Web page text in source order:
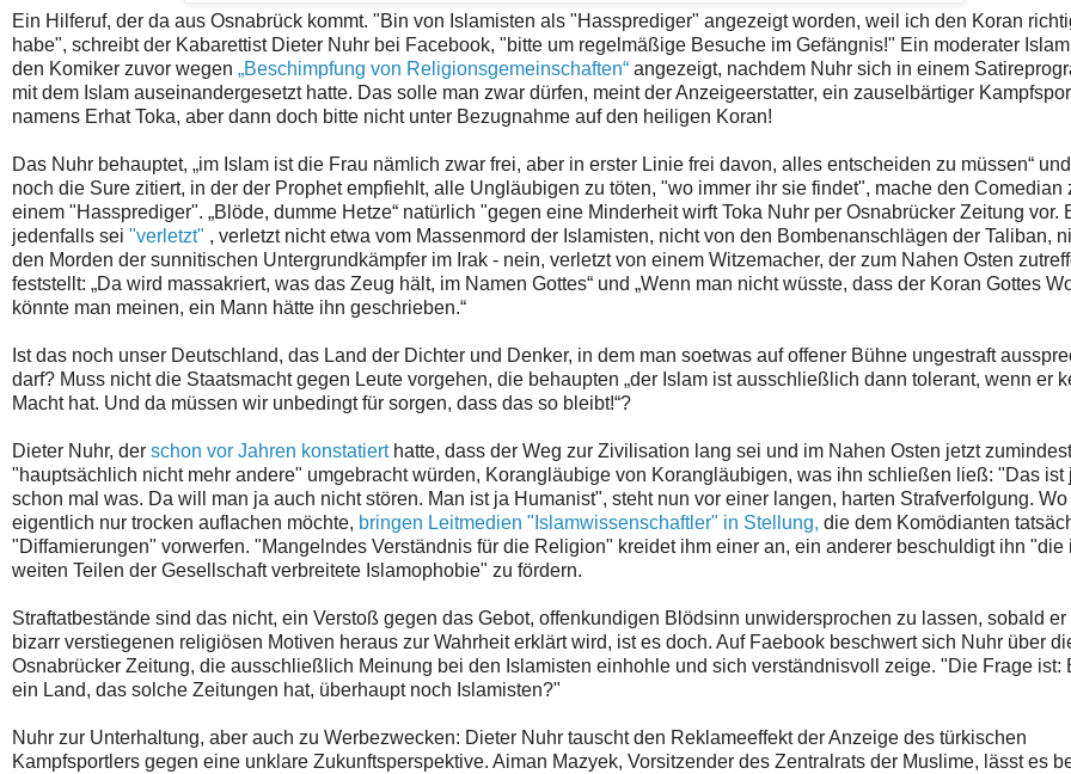
Ein Hilferuf, der da aus Osnabrück kommt. "Bin von Islamisten als "Hassprediger" angezeigt worden, weil ich den Koran
habe", schreibt der Kabarettist Dieter Nuhr bei Facebook, "bitte um regelmäßige Besuche im Gefängnis!" Ein moderater
den Komiker zuvor wegen „Beschimpfung von Religionsgemeinschaften“ angezeigt, nachdem Nuhr sich in einem
mit dem Islam auseinandergesetzt hatte. Das solle man zwar dürfen, meint der Anzeigeerstatter, ein zauselbärtiger
namens Erhat Toka, aber dann doch bitte nicht unter Bezugnahme auf den heiligen Koran!
Das Nuhr behauptet, „im Islam ist die Frau nämlich zwar frei, aber in erster Linie frei davon, alles entscheiden zu müssen“
noch die Sure zitiert, in der der Prophet empfiehlt, alle Ungläubigen zu töten, "wo immer ihr sie findet", mache den Comedian
einem "Hassprediger". „Blöde, dumme Hetze“ natürlich "gegen eine Minderheit wirft Toka Nuhr per Osnabrücker Zeitung vor.
jedenfalls sei "verletzt" , verletzt nicht etwa vom Massenmord der Islamisten, nicht von den Bombenanschlägen der Taliban,
den Morden der sunnitischen Untergrundkämpfer im Irak - nein, verletzt von einem Witzemacher, der zum Nahen Osten
feststellt: „Da wird massakriert, was das Zeug hält, im Namen Gottes“ und „Wenn man nicht wüsste, dass der Koran Gottes
könnte man meinen, ein Mann hätte ihn geschrieben.“
Ist das noch unser Deutschland, das Land der Dichter und Denker, in dem man soetwas auf offener Bühne ungestraft
darf? Muss nicht die Staatsmacht gegen Leute vorgehen, die behaupten „der Islam ist ausschließlich dann tolerant, wenn er
Macht hat. Und da müssen wir unbedingt für sorgen, dass das so bleibt!“?
Dieter Nuhr, der schon vor Jahren konstatierthatte, dass der Weg zur Zivilisation lang sei und im Nahen Osten jetzt zumindest
"hauptsächlich nicht mehr andere" umgebracht würden, Korangläubige von Korangläubigen, was ihn schließen ließ: "Das ist
schon mal was. Da will man ja auch nicht stören. Man ist ja Humanist", steht nun vor einer langen, harten Strafverfolgung. Wo
eigentlich nur trocken auflachen möchte, bringen Leitmedien "Islamwissenschaftler" in Stellung, die dem Komödianten
"Diffamierungen" vorwerfen. "Mangelndes Verständnis für die Religion" kreidet ihm einer an, ein anderer beschuldigt ihn "die
weiten Teilen der Gesellschaft verbreitete Islamophobie" zu fördern.
Straftatbestände sind das nicht, ein Verstoß gegen das Gebot, offenkundigen Blödsinn unwidersprochen zu lassen, sobald er
bizarr verstiegenen religiösen Motiven heraus zur Wahrheit erklärt wird, ist es doch. Auf Faebook beschwert sich Nuhr über
Osnabrücker Zeitung, die ausschließlich Meinung bei den Islamisten einhohle und sich verständnisvoll zeige. "Die Frage ist:
ein Land, das solche Zeitungen hat, überhaupt noch Islamisten?"
Nuhr zur Unterhaltung, aber auch zu Werbezwecken: Dieter Nuhr tauscht den Reklameeffekt der Anzeige des türkischen
Kampfsportlers gegen eine unklare Zukunftsperspektive. Aiman Mazyek, Vorsitzender des Zentralrats der Muslime, lässt es